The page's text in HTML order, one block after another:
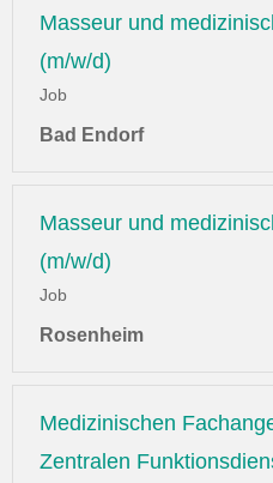
Masseur und
(m/w/d)
Job
Bad Endorf
Masseur und
(m/w/d)
Job
Rosenheim
Medizinischen
Zentralen